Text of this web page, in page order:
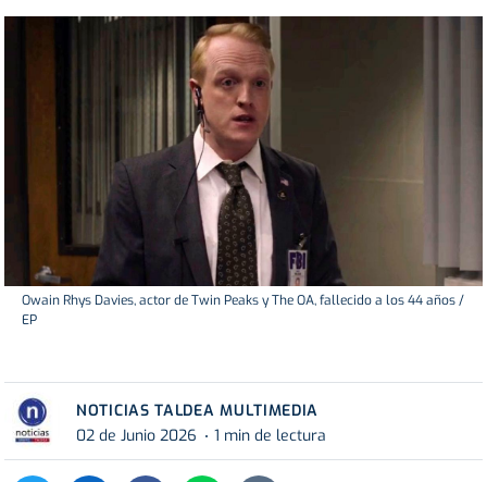
Owain Rhys Davies, actor de Twin Peaks y The OA, fallecido a los 44 años /
EP
NOTICIAS TALDEA MULTIMEDIA
02 de Junio 2026
1 min de lectura